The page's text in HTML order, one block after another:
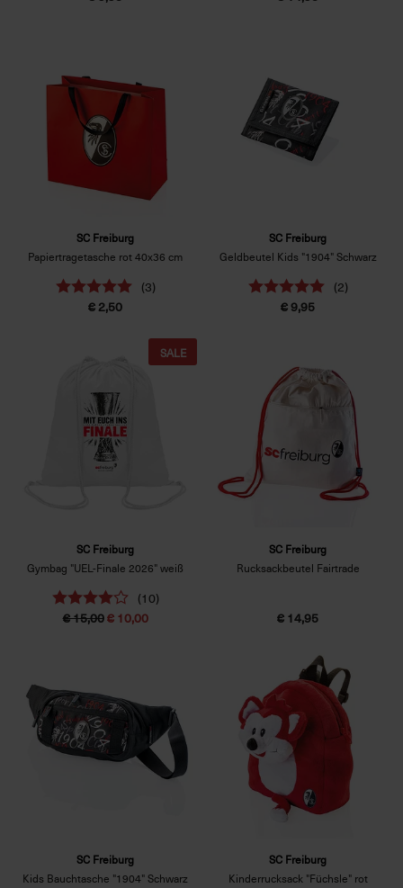
SC Freiburg
Papiertragetasche rot 40x36 cm
(3)
€ 2,50
SC Freiburg
Geldbeutel Kids "1904" Schwarz
(2)
€ 9,95
SC Freiburg
Gymbag "UEL-Finale 2026" weiß
(10)
€ 15,00€ 10,00
SALE
SC Freiburg
Rucksackbeutel Fairtrade
€ 14,95
SC Freiburg
Kids Bauchtasche "1904" Schwarz
SC Freiburg
Kinderrucksack "Füchsle" rot